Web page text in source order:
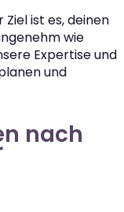
Ziel ist es, deinen
wie
Expertise und
und
nach